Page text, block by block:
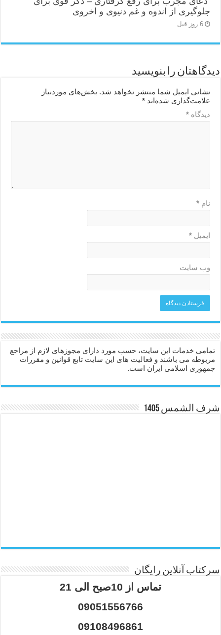
جلوگیری از اندوه و غم دنیوی و اخروی
6 روز قبل
دیدگاهتان را بنویسید
نشانی ایمیل شما منتشر نخواهد شد. بخش‌های موردنیاز
علامت‌گذاری شده‌اند*
دیدگاه*
نام*
ایمیل*
وب‌ سایت
تمامی خدمات این سایت، حسب مورد دارای مجوزهای لازم از مراجع
مربوطه می باشند و فعالیت های این سایت تابع قوانین و مقررات
جمهوری اسلامی ایران است.
شرف الشمس 1405
سرکتاب آنلاین رایگان
تماس از 10صبح الی 21
09051556766
09108496861